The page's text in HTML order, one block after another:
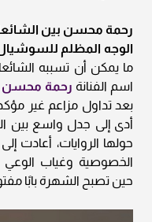
رحمة محسن بين
الوجه المظلم
ما يمكن أن تسببه
اسم الفنانة رحمة محسن
بعد تداول مزاعم غير
أدى إلى جدل واسع بين
حولها الروايات، أعادت
الخصوصية وغياب الوعي
حين تصبح الشهرة بابًا